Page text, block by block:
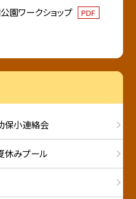
園ワークショップ
PDF
保小連絡会
休みプール